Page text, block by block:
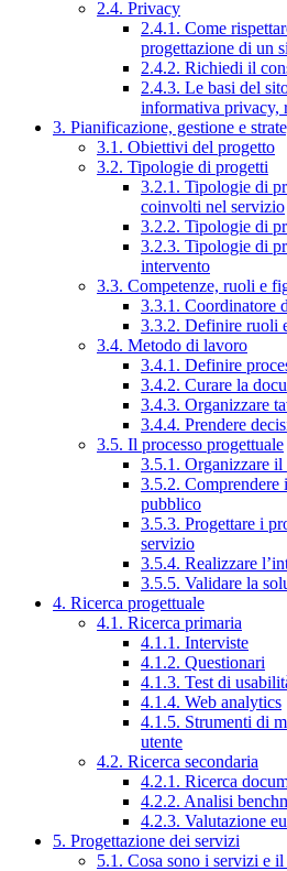
2.4. Privacy
2.4.1. Come
progettazione di un
2.4.2. Richiedi il
2.4.3. Le basi del
informativa privacy,
3. Pianificazione, gestione e
3.1. Obiettivi del progetto
3.2. Tipologie di progetti
3.2.1. Tipologie di
coinvolti nel servizio
3.2.2. Tipologie di
3.2.3. Tipologie di
intervento
3.3. Competenze, ruoli e
3.3.1. Coordinatore
3.3.2. Definire ruoli
3.4. Metodo di lavoro
3.4.1. Definire
3.4.2. Curare la
3.4.3. Organizzare
3.4.4. Prendere
3.5. Il processo progettuale
3.5.1. Organizzare il
3.5.2. Comprendere
pubblico
3.5.3. Progettare i
servizio
3.5.4. Realizzare
3.5.5. Validare la
4. Ricerca progettuale
4.1. Ricerca primaria
4.1.1. Interviste
4.1.2. Questionari
4.1.3. Test di
4.1.4. Web analytics
4.1.5. Strumenti di
utente
4.2. Ricerca secondaria
4.2.1. Ricerca
4.2.2. Analisi
4.2.3. Valutazione
5. Progettazione dei servizi
5.1. Cosa sono i servizi e il